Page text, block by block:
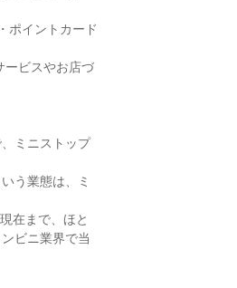
ポイントカード
ビスやお店づ
ミニストップ
う業態は、ミ
在まで、ほと
ビニ業界で当